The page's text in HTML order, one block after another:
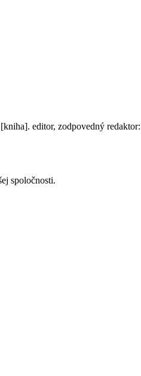
editor, zodpovedný
spoločnosti.